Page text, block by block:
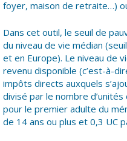
foyer, maison de retraite…)
Dans cet outil, le seuil de
du niveau de vie médian
et en Europe). Le niveau de
revenu disponible (c’est-à-
impôts directs auxquels
divisé par le nombre
pour le premier adulte du
de 14 ans ou plus et 0,3 UC